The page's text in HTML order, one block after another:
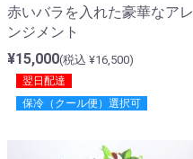
赤いバラを入れた豪華なアレ
ンジメント
¥15,000(税込 ¥16,500)
翌日配達
保冷（クール便）選択可